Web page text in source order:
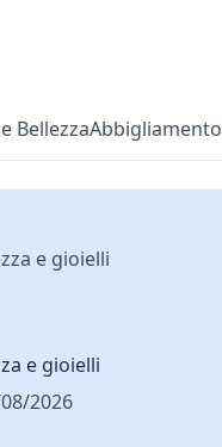
Bellezza
e gioielli
e gioielli
2026